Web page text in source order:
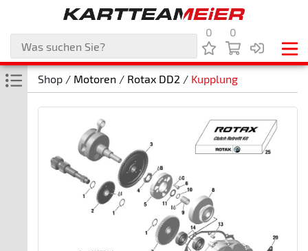
0 0
Shop / Motoren / Rotax DD2 / Kupplung